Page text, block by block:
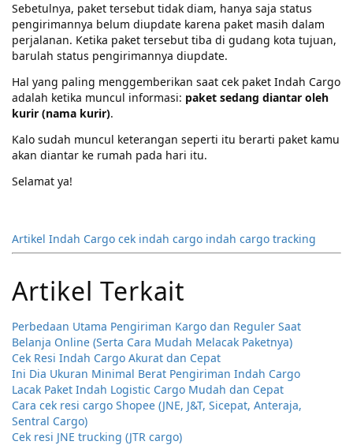
Sebetulnya, paket tersebut tidak diam, hanya saja status
pengirimannya belum diupdate karena paket masih dalam
perjalanan. Ketika paket tersebut tiba di gudang kota tujuan,
barulah status pengirimannya diupdate.
Hal yang paling menggemberikan saat cek paket Indah Cargo
adalah ketika muncul informasi: paket sedang diantar oleh
kurir (nama kurir).
Kalo sudah muncul keterangan seperti itu berarti paket kamu
akan diantar ke rumah pada hari itu.
Selamat ya!
Artikel Indah Cargo cek indah cargo indah cargo tracking
Artikel Terkait
Perbedaan Utama Pengiriman Kargo dan Reguler Saat
Belanja Online (Serta Cara Mudah Melacak Paketnya)
Cek Resi Indah Cargo Akurat dan Cepat
Ini Dia Ukuran Minimal Berat Pengiriman Indah Cargo
Lacak Paket Indah Logistic Cargo Mudah dan Cepat
Cara cek resi cargo Shopee (JNE, J&T, Sicepat, Anteraja,
Sentral Cargo)
Cek resi JNE trucking (JTR cargo)